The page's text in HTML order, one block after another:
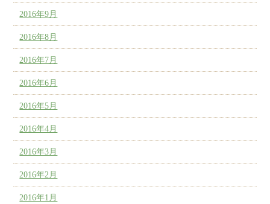
2016年9月
2016年8月
2016年7月
2016年6月
2016年5月
2016年4月
2016年3月
2016年2月
2016年1月